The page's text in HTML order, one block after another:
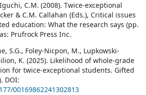
C.M. (2008). Twice-exceptional
& C.M. Callahan (Eds.), Critical issues
education: What the research says (pp.
Prufrock Press Inc.
S.G., Foley-Nicpon, M., Lupkowski-
K. (2025). Likelihood of whole-grade
for twice-exceptional students. Gifted
DOI:
00169862241302813